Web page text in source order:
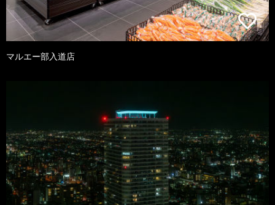
マルエー部入道店